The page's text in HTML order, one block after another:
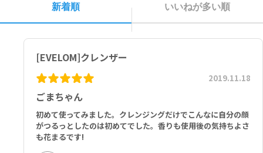
カオ脂、ＰＥＧ−７５ラノリン、フェノキシエタノール、カミツレ花
油、ユーカリ葉油、チョウジ葉油、ホップ球果油、オイゲノール、Ｂ
ＨＴ、リモネン
新着順 いいねが多い順
[EVELOM]クレンザー
ごまちゃん
2019.11.18
初めて使ってみました。クレンジングだけでこんなに自分の顔
がつるっとしたのは初めてでした。香りも使用後の気持ちよさ
も花まるです!